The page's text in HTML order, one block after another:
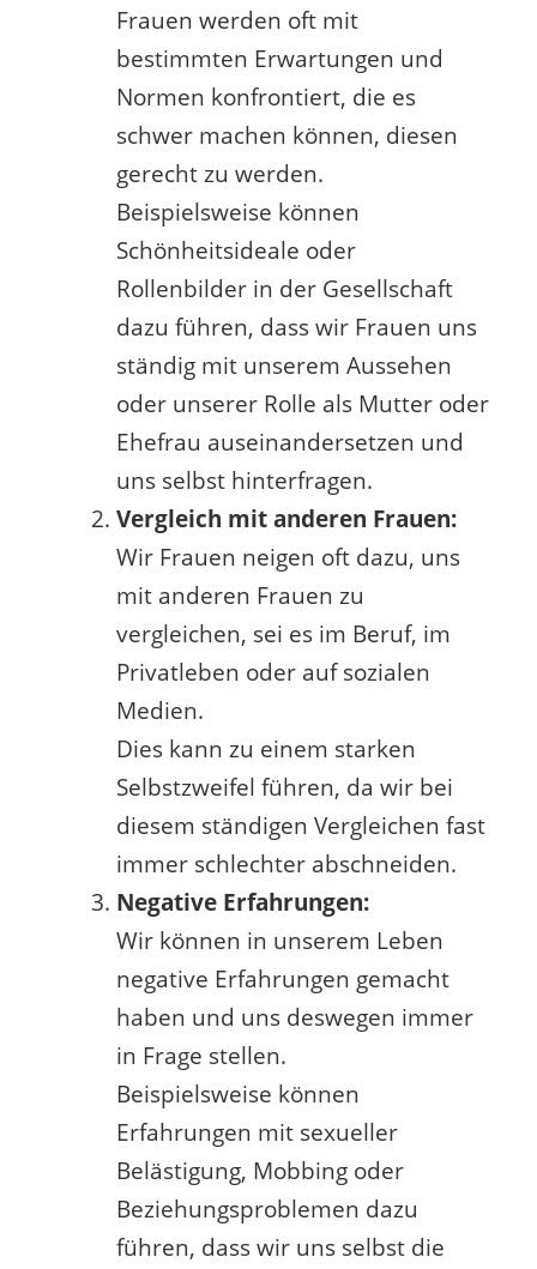
Frauen werden oft mit
bestimmten Erwartungen und
Normen konfrontiert, die es
schwer machen können, diesen
gerecht zu werden.
Beispielsweise können
Schönheitsideale oder
Rollenbilder in der Gesellschaft
dazu führen, dass wir Frauen uns
ständig mit unserem Aussehen
oder unserer Rolle als Mutter oder
Ehefrau auseinandersetzen und
uns selbst hinterfragen.
Vergleich mit anderen Frauen:
Wir Frauen neigen oft dazu, uns
mit anderen Frauen zu
vergleichen, sei es im Beruf, im
Privatleben oder auf sozialen
Medien.
Dies kann zu einem starken
Selbstzweifel führen, da wir bei
diesem ständigen Vergleichen fast
immer schlechter abschneiden.
Negative Erfahrungen:
Wir können in unserem Leben
negative Erfahrungen gemacht
haben und uns deswegen immer
in Frage stellen.
Beispielsweise können
Erfahrungen mit sexueller
Belästigung, Mobbing oder
Beziehungsproblemen dazu
führen, dass wir uns selbst die